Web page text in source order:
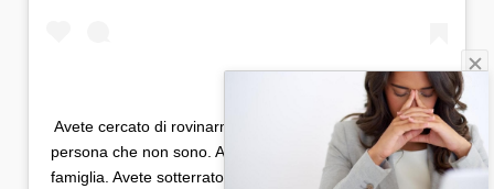
⁣ Avete cercato di rovinarmi, dipingendomi come la
persona che non sono. Avete messo in pericolo la mia
famiglia. Avete sotterrato il mio lavoro, la mia passione, i